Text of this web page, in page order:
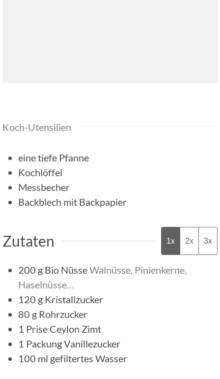
Koch-Utensilien
eine tiefe Pfanne
Kochlöffel
Messbecher
Backblech mit Backpapier
Zutaten 1x 2x 3x
200 g Bio NüsseWalnüsse, Pinienkerne,
Haselnüsse…
120 g Kristallzucker
80 g Rohrzucker
1 Prise Ceylon Zimt
1 PackungVanillezucker
100 ml gefiltertes Wasser